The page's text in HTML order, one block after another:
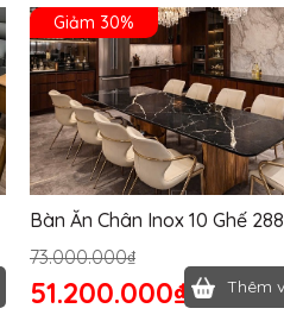
Giảm 30%
Bàn Ăn Chân Inox 10 Ghế
73.000.000₫
51.200.000₫ Thêm